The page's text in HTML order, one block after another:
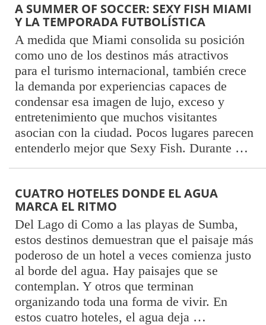
A SUMMER OF SOCCER: SEXY FISH MIAMI
Y LA TEMPORADA FUTBOLÍSTICA
A medida que Miami consolida su posición
como uno de los destinos más atractivos
para el turismo internacional, también crece
la demanda por experiencias capaces de
condensar esa imagen de lujo, exceso y
entretenimiento que muchos visitantes
asocian con la ciudad. Pocos lugares parecen
entenderlo mejor que Sexy Fish. Durante …
CUATRO HOTELES DONDE EL AGUA
MARCA EL RITMO
Del Lago di Como a las playas de Sumba,
estos destinos demuestran que el paisaje más
poderoso de un hotel a veces comienza justo
al borde del agua. Hay paisajes que se
contemplan. Y otros que terminan
organizando toda una forma de vivir. En
estos cuatro hoteles, el agua deja …